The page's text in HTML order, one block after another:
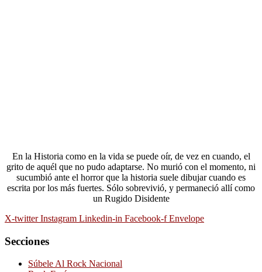
En la Historia como en la vida se puede oír, de vez en cuando, el
grito de aquél que no pudo adaptarse. No murió con el momento, ni
sucumbió ante el horror que la historia suele dibujar cuando es
escrita por los más fuertes. Sólo sobrevivió, y permaneció allí como
un Rugido Disidente
X-twitter Instagram Linkedin-in Facebook-f Envelope
Secciones
Súbele Al Rock Nacional